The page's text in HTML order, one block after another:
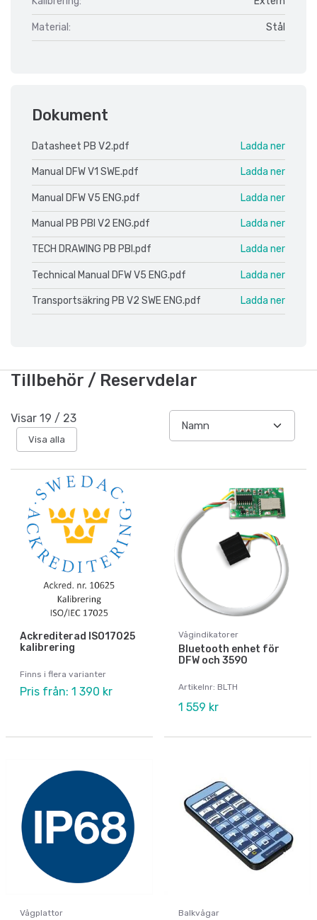
Material: Stål
Dokument
Datasheet PB V2.pdf Ladda ner
Manual DFW V1 SWE.pdf Ladda ner
Manual DFW V5 ENG.pdf Ladda ner
Manual PB PBI V2 ENG.pdf Ladda ner
TECH DRAWING PB PBI.pdf Ladda ner
Technical Manual DFW V5 ENG.pdf Ladda ner
Transportsäkring PB V2 SWE ENG.pdf Ladda ner
Tillbehör / Reservdelar
Visar 19 / 23
Visa alla
Ackrediterad ISO17025
kalibrering
Finns i flera varianter
Pris från: 1 390 kr
Vågindikatorer
Bluetooth enhet för
DFW och 3590
Artikelnr: BLTH
1 559 kr
Vågplattor Balkvågar